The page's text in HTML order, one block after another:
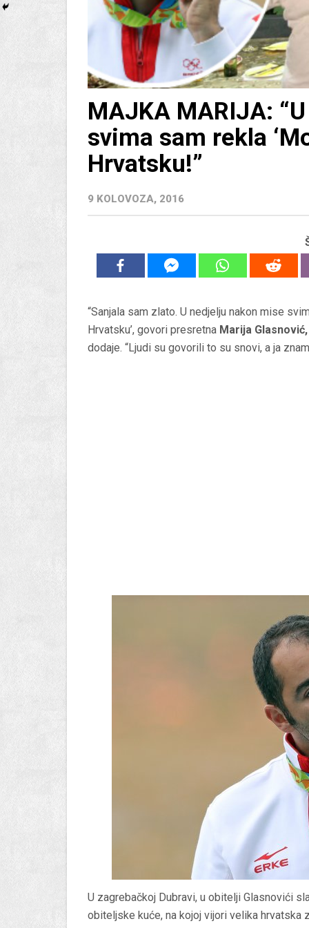
MAJKA MARIJA:
svima sam rekla
Hrvatsku!”
9 KOLOVOZA, 2016
“Sanjala sam zlato. U nedjelju nakon mise
Hrvatsku’, govori presretna Marija
dodaje. “Ljudi su govorili to su snovi, a ja
U zagrebačkoj Dubravi, u obitelji Glasnovići
obiteljske kuće, na kojoj vijori velika hrvatska